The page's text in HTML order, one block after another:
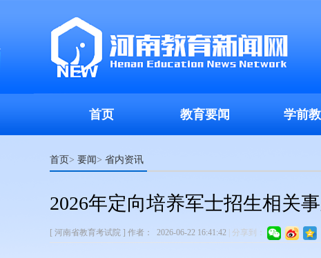
首页 教育要闻 学前
首页> 要闻> 省内资讯
2026年定向培养军士招生相关
[ 河南省教育考试院 ] 作者： 2026-06-22 16:41:42 分享到：